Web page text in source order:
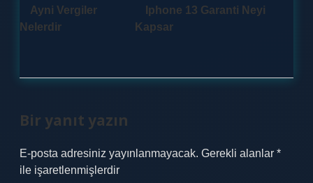
Ayni Vergiler
Nelerdir
Iphone 13 Garanti Neyi
Kapsar
Bir yanıt yazın
E-posta adresiniz yayınlanmayacak. Gerekli alanlar *
ile işaretlenmişlerdir